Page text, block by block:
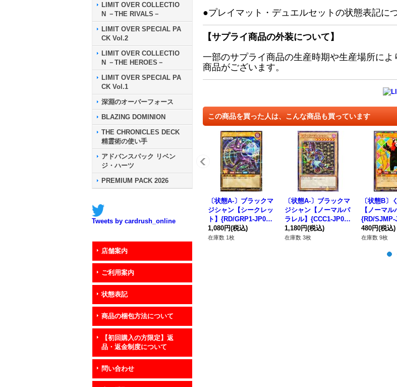
LIMIT OVER COLLECTIO
N －THE RIVALS－
LIMIT OVER SPECIAL PA
CK Vol.2
LIMIT OVER COLLECTIO
N －THE HEROES－
LIMIT OVER SPECIAL PA
CK Vol.1
深淵のオーバーフォース
BLAZING DOMINION
THE CHRONICLES DECK
精霊術の使い手
アドバンスパック リベン
ジ・ハーツ
PREMIUM PACK 2026
Tweets by cardrush_online
店舗案内
ご利用案内
状態表記
商品の梱包方法について
【初回購入の方限定】返
品・返金制度について
問い合わせ
●プレイマット・デュエルセットの状態表記に
【サプライ商品の外装について】
一部のサプライ商品の生産時期や生産場所に
商品がございます。
この商品を買った人は、こんな商品も買っています
〔状態A-〕ブラックマ
ジシャン【シークレッ
ト】{RD/GRP1-JP01
5}《RDモンスター》
1,080円(税込)
在庫数 1枚
〔状態A-〕ブラックマ
ジシャン【ノーマルパ
ラレル】{CCC1-JP00
1}《モンスター》
1,180円(税込)
在庫数 3枚
〔状態B〕
【ノーマル
{RD/SJMP-
Dモンスター
480円(税込)
在庫数 9枚